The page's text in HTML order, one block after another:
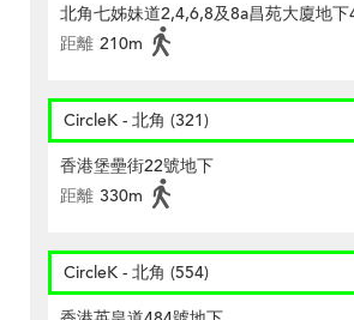
北角七姊妹道2,4,6,8及8a昌苑大廈地下
距離 210m
CircleK - 北角 (321)
香港堡壘街22號地下
距離 330m
CircleK - 北角 (554)